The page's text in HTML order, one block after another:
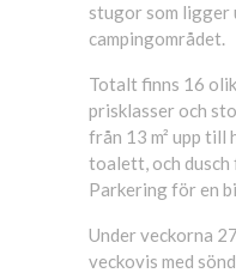
stugor som ligger
campingområdet.
Totalt finns 16
prisklasser och
från 13 m² upp till
toalett, och dusch
Parkering för en
Under veckorna
veckovis med